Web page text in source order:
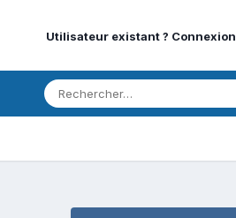
Utilisateur existant ? Connexion